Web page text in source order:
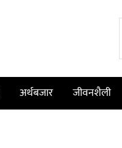
अर्थबजार जीवनशैली